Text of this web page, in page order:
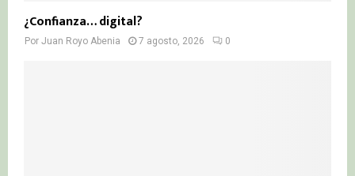
¿Confianza… digital?
Por Juan Royo Abenia 7 agosto, 2026 0